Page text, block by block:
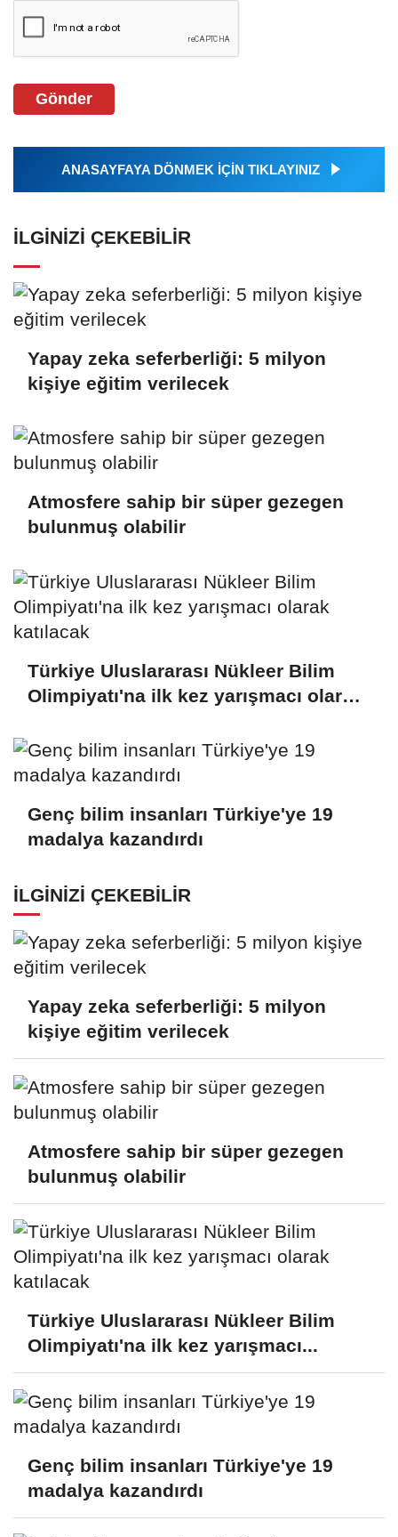
Gönder
ANASAYFAYA DÖNMEK İÇİN TIKLAYINIZ
İLGINIZI ÇEKEBILIR
Yapay zeka seferberliği: 5 milyon
kişiye eğitim verilecek
Atmosfere sahip bir süper gezegen
bulunmuş olabilir
Türkiye Uluslararası Nükleer Bilim
Olimpiyatı'na ilk kez yarışmacı olarak
Genç bilim insanları Türkiye'ye 19
madalya kazandırdı
İLGINIZI ÇEKEBILIR
Yapay zeka seferberliği: 5 milyon
kişiye eğitim verilecek
Atmosfere sahip bir süper gezegen
bulunmuş olabilir
Türkiye Uluslararası Nükleer Bilim
Olimpiyatı'na ilk kez yarışmacı...
Genç bilim insanları Türkiye'ye 19
madalya kazandırdı